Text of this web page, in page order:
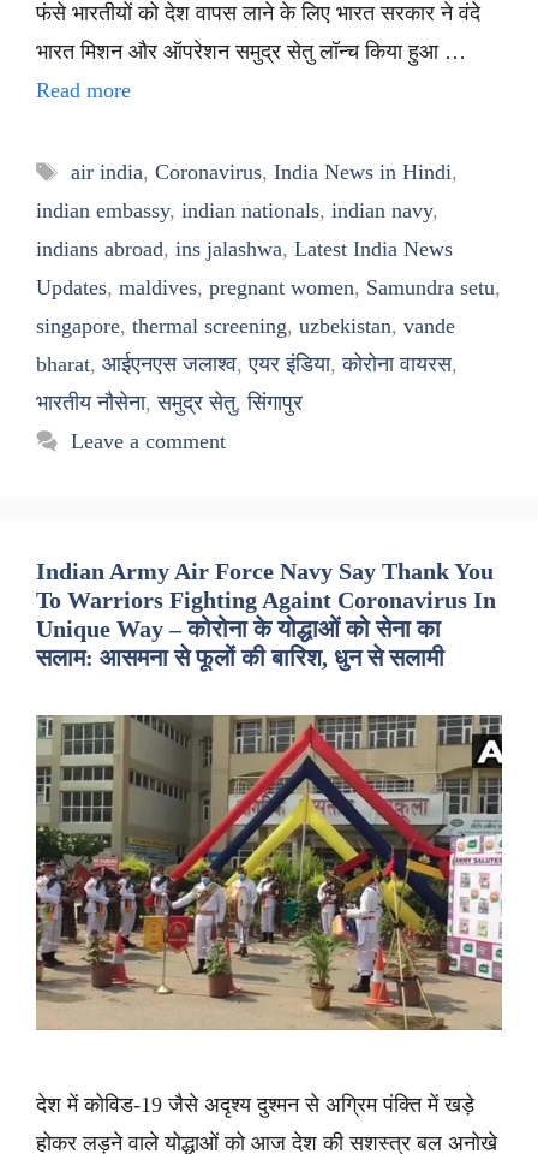
फंसे भारतीयों को देश वापस लाने के लिए भारत सरकार ने वंदे
भारत मिशन और ऑपरेशन समुद्र सेतु लॉन्च किया हुआ …
Read more
Tags
air india, Coronavirus, India News in Hindi,
indian embassy, indian nationals, indian navy,
indians abroad, ins jalashwa, Latest India News
Updates, maldives, pregnant women, Samundra setu,
singapore, thermal screening, uzbekistan, vande
bharat, आईएनएस जलाश्व,एयर इंडिया,कोरोना वायरस,
भारतीय नौसेना,समुद्र सेतु,सिंगापुर
Leave a comment
Indian Army Air Force Navy Say Thank You
To Warriors Fighting Againt Coronavirus In
Unique Way – कोरोना के योद्धाओं को सेना का
सलाम: आसमना से फूलों की बारिश, धुन से सलामी
देश में कोविड-19 जैसे अदृश्य दुश्मन से अग्रिम पंक्ति में खड़े
होकर लड़ने वाले योद्धाओं को आज देश की सशस्त्र बल अनोखे